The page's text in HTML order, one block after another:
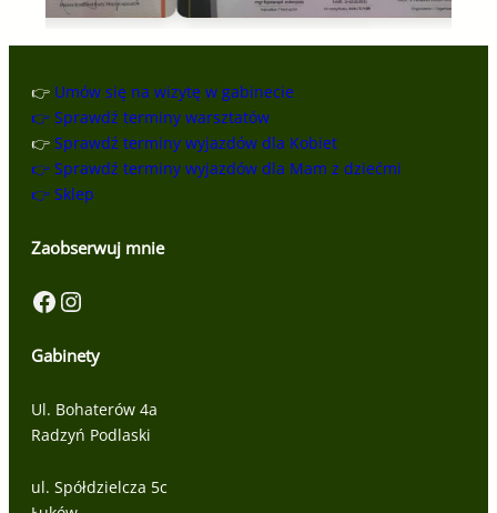
👉 Umów się na wizytę w gabinecie
👉 Sprawdź terminy warsztatów
👉 Sprawdź terminy wyjazdów dla Kobiet
👉 Sprawdź terminy wyjazdów dla Mam z dziećmi
👉 Sklep
Zaobserwuj mnie
Facebook Instagram
Gabinety
Ul. Bohaterów 4a
Radzyń Podlaski
ul. Spółdzielcza 5c